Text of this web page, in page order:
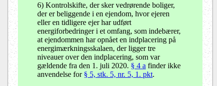
6) Kontrolskifte, der sker vedrørende boliger,
der er beliggende i en ejendom, hvor ejeren
eller en tidligere ejer har udført
energiforbedringer i et omfang, som indebærer,
at ejendommen har opnået en indplacering på
energimærkningsskalaen, der ligger tre
niveauer over den indplacering, som var
gældende fra den 1. juli 2020. § 4 a finder ikke
anvendelse for § 5, stk. 5, nr. 5, 1. pkt.